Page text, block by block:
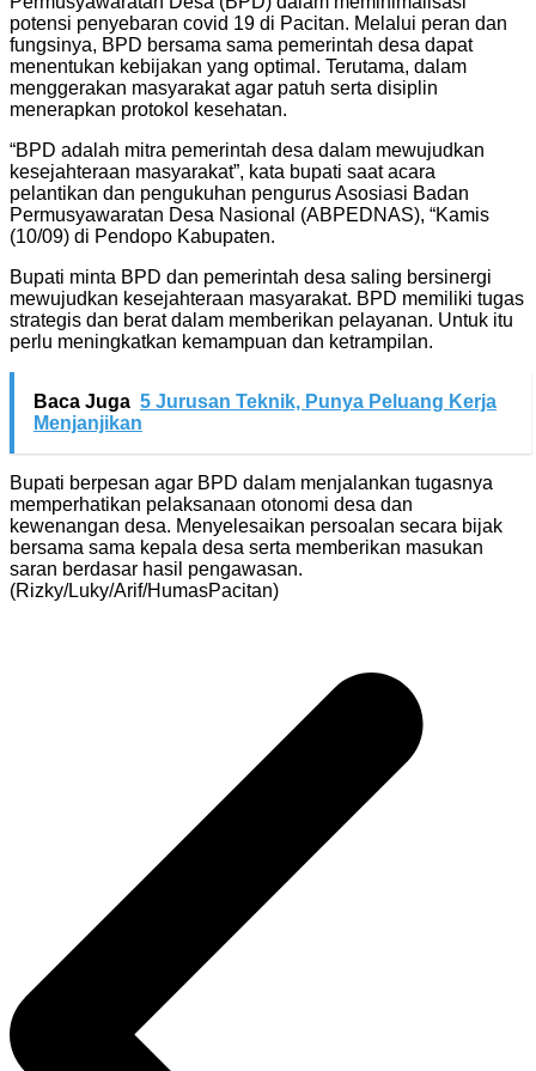
potensi penyebaran covid 19 di Pacitan. Melalui peran dan
fungsinya, BPD bersama sama pemerintah desa dapat
menentukan kebijakan yang optimal. Terutama, dalam
menggerakan masyarakat agar patuh serta disiplin
menerapkan protokol kesehatan.
“BPD adalah mitra pemerintah desa dalam mewujudkan
kesejahteraan masyarakat”, kata bupati saat acara
pelantikan dan pengukuhan pengurus Asosiasi Badan
Permusyawaratan Desa Nasional (ABPEDNAS), “Kamis
(10/09) di Pendopo Kabupaten.
Bupati minta BPD dan pemerintah desa saling bersinergi
mewujudkan kesejahteraan masyarakat. BPD memiliki tugas
strategis dan berat dalam memberikan pelayanan. Untuk itu
perlu meningkatkan kemampuan dan ketrampilan.
Baca Juga 5 Jurusan Teknik, Punya Peluang Kerja
Menjanjikan
Bupati berpesan agar BPD dalam menjalankan tugasnya
memperhatikan pelaksanaan otonomi desa dan
kewenangan desa. Menyelesaikan persoalan secara bijak
bersama sama kepala desa serta memberikan masukan
saran berdasar hasil pengawasan.
(Rizky/Luky/Arif/HumasPacitan)